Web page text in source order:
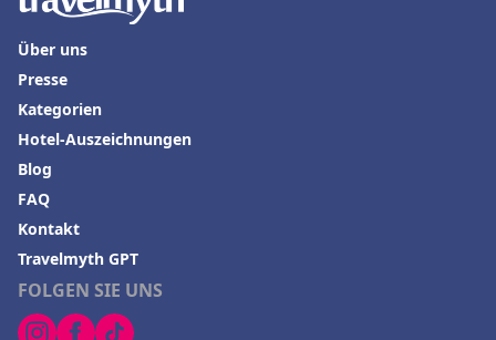
FOLGEN SIE UNS
Über uns
Presse
Kategorien
Hotel-Auszeichnungen
Blog
FAQ
Kontakt
Travelmyth GPT